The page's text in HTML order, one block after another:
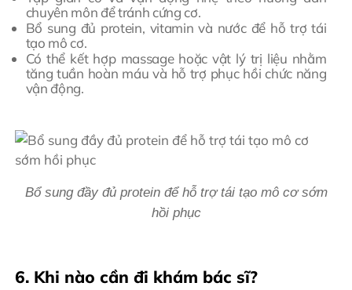
chuyên môn để tránh cứng cơ.
Bổ sung đủ protein, vitamin và nước để hỗ trợ tái
tạo mô cơ.
Có thể kết hợp massage hoặc vật lý trị liệu nhằm
tăng tuần hoàn máu và hỗ trợ phục hồi chức năng
vận động.
Bổ sung đầy đủ protein để hỗ trợ tái tạo mô cơ sớm
hồi phục
6. Khi nào cần đi khám bác sĩ?